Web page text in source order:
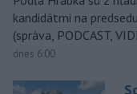
kandidátmi na
(správa, PODCAST,
dnes 6:00